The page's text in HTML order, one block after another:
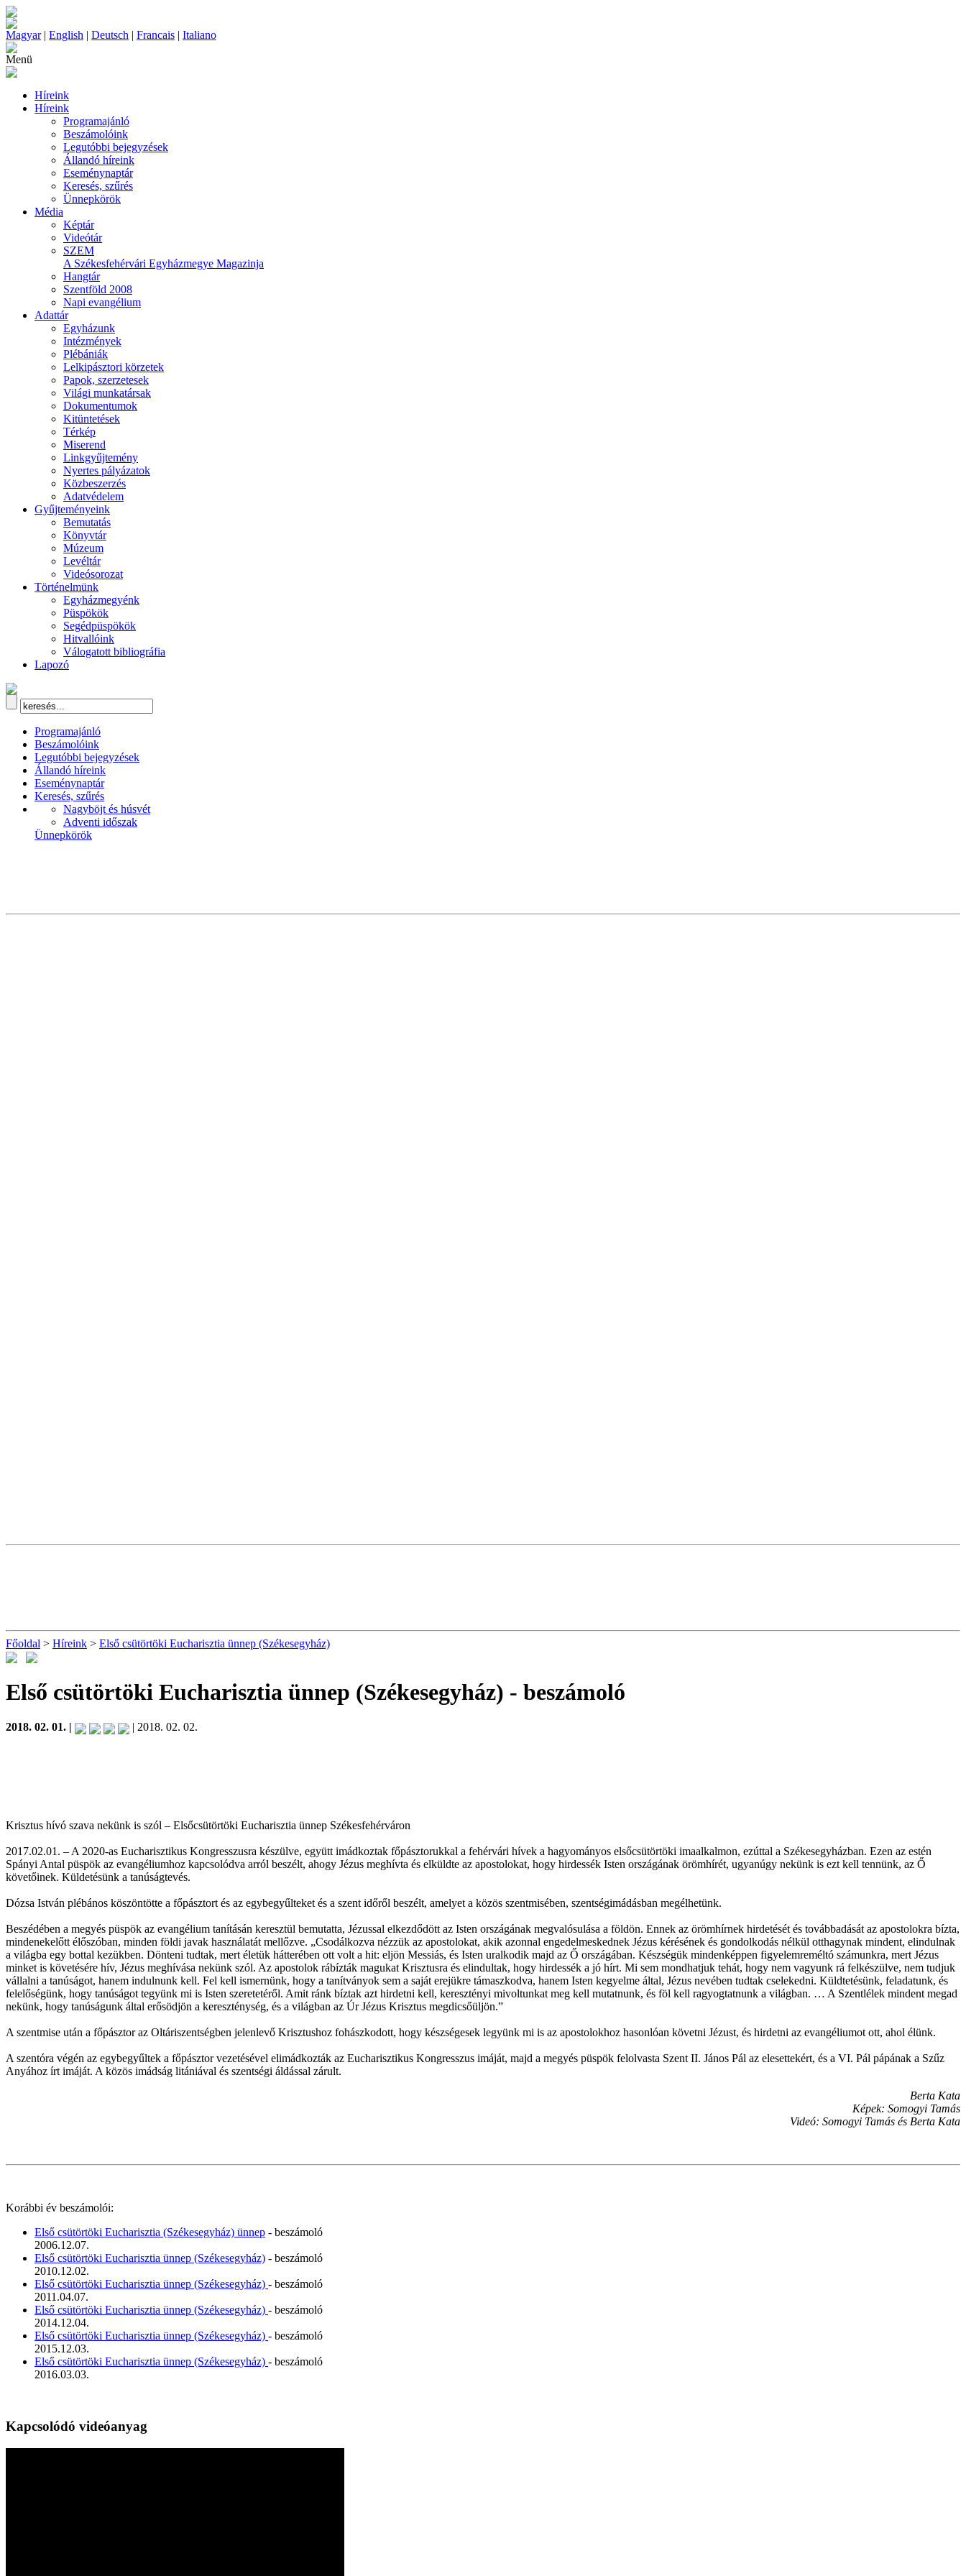
Magyar| English | Deutsch | Francais | Italiano
Menü
Híreink
Híreink
Programajánló
Beszámolóink
Legutóbbi bejegyzések
Állandó híreink
Eseménynaptár
Keresés, szűrés
Ünnepkörök
Média
Képtár
Videótár
SZEM
A Székesfehérvári Egyházmegye Magazinja
Hangtár
Szentföld 2008
Napi evangélium
Adattár
Egyházunk
Intézmények
Plébániák
Lelkipásztori körzetek
Papok, szerzetesek
Világi munkatársak
Dokumentumok
Kitüntetések
Térkép
Miserend
Linkgyűjtemény
Nyertes pályázatok
Közbeszerzés
Adatvédelem
Gyűjteményeink
Bemutatás
Könyvtár
Múzeum
Levéltár
Videósorozat
Történelmünk
Egyházmegyénk
Püspökök
Segédpüspökök
Hitvallóink
Válogatott bibliográfia
Lapozó
Programajánló
Beszámolóink
Legutóbbi bejegyzések
Állandó híreink
Eseménynaptár
Keresés, szűrés
Nagyböjt és húsvét
Adventi időszak
Ünnepkörök
Főoldal > Híreink > Első csütörtöki Eucharisztia ünnep (Székesegyház)
Első csütörtöki Eucharisztia ünnep (Székesegyház) - beszámoló
2018. 02. 01. | | 2018. 02. 02.
Krisztus hívó szava nekünk is szól – Elsőcsütörtöki Eucharisztia ünnep Székesfehérváron
2017.02.01. – A 2020-as Eucharisztikus Kongresszusra készülve, együtt imádkoztak főpásztorukkal a fehérvári hívek a hagyományos elsőcsütörtöki imaalkalmon, ezúttal a Székesegyházban. Ezen az estén
Spányi Antal püspök az evangéliumhoz kapcsolódva arról beszélt, ahogy Jézus meghívta és elküldte az apostolokat, hogy hirdessék Isten országának örömhírét, ugyanúgy nekünk is ezt kell tennünk, az Ő
követőinek. Küldetésünk a tanúságtevés.
Dózsa István plébános köszöntötte a főpásztort és az egybegyűlteket és a szent időről beszélt, amelyet a közös szentmisében, szentségimádásban megélhetünk.
Beszédében a megyés püspök az evangélium tanításán keresztül bemutatta, Jézussal elkezdődött az Isten országának megvalósulása a földön. Ennek az örömhírnek hirdetését és továbbadását az apostolokra bízta,
mindenekelőtt élőszóban, minden földi javak használatát mellőzve. „Csodálkozva nézzük az apostolokat, akik azonnal engedelmeskednek Jézus kérésének és gondolkodás nélkül otthagynak mindent, elindulnak
a világba egy bottal kezükben. Dönteni tudtak, mert életük hátterében ott volt a hit: eljön Messiás, és Isten uralkodik majd az Ő országában. Készségük mindenképpen figyelemreméltó számunkra, mert Jézus
minket is követésére hív, Jézus meghívása nekünk szól. Az apostolok rábízták magukat Krisztusra és elindultak, hogy hirdessék a jó hírt. Mi sem mondhatjuk tehát, hogy nem vagyunk rá felkészülve, nem tudjuk
vállalni a tanúságot, hanem indulnunk kell. Fel kell ismernünk, hogy a tanítványok sem a saját erejükre támaszkodva, hanem Isten kegyelme által, Jézus nevében tudtak cselekedni. Küldtetésünk, feladatunk, és
felelőségünk, hogy tanúságot tegyünk mi is Isten szeretetéről. Amit ránk bíztak azt hirdetni kell, keresztényi mivoltunkat meg kell mutatnunk, és föl kell ragyogtatnunk a világban. … A Szentlélek mindent megad
nekünk, hogy tanúságunk által erősödjön a kereszténység, és a világban az Úr Jézus Krisztus megdicsőüljön.”
A szentmise után a főpásztor az Oltáriszentségben jelenlevő Krisztushoz fohászkodott, hogy készségesek legyünk mi is az apostolokhoz hasonlóan követni Jézust, és hirdetni az evangéliumot ott, ahol élünk.
A szentóra végén az egybegyűltek a főpásztor vezetésével elimádkozták az Eucharisztikus Kongresszus imáját, majd a megyés püspök felolvasta Szent II. János Pál az elesettekért, és a VI. Pál pápának a Szűz
Anyához írt imáját. A közös imádság litániával és szentségi áldással zárult.
Berta Kata
Képek: Somogyi Tamás
Videó: Somogyi Tamás és Berta Kata
Korábbi év beszámolói:
Első csütörtöki Eucharisztia (Székesegyház) ünnep - beszámoló
2006.12.07.
Első csütörtöki Eucharisztia ünnep (Székesegyház) - beszámoló
2010.12.02.
Első csütörtöki Eucharisztia ünnep (Székesegyház) - beszámoló
2011.04.07.
Első csütörtöki Eucharisztia ünnep (Székesegyház) - beszámoló
2014.12.04.
Első csütörtöki Eucharisztia ünnep (Székesegyház) - beszámoló
2015.12.03.
Első csütörtöki Eucharisztia ünnep (Székesegyház) - beszámoló
2016.03.03.
Kapcsolódó videóanyag